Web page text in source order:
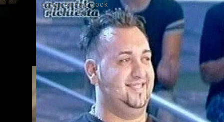
sonorità Pop Rock